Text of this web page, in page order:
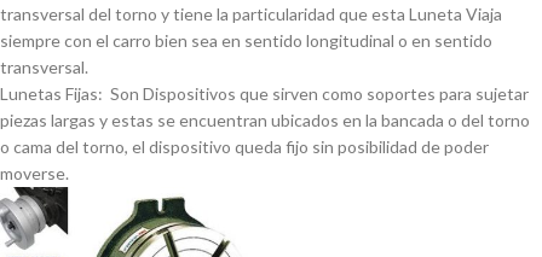
transversal del torno y tiene la particularidad que esta Luneta Viaja
siempre con el carro bien sea en sentido longitudinal o en sentido
transversal.
Lunetas Fijas: Son Dispositivos que sirven como soportes para sujetar
piezas largas y estas se encuentran ubicados en la bancada o del torno
o cama del torno, el dispositivo queda fijo sin posibilidad de poder
moverse.